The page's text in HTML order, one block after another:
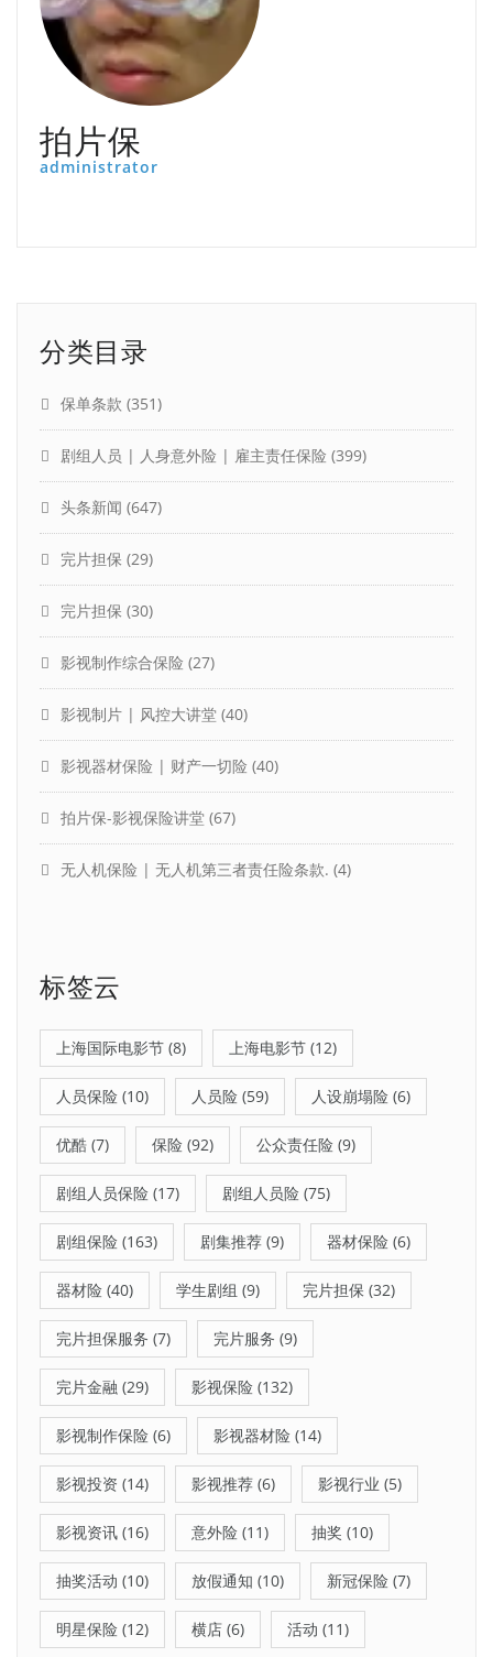
拍片保
administrator
分类目录
保单条款 (351)
剧组人员 | 人身意外险 | 雇主责任保险 (399)
头条新闻 (647)
完片担保 (29)
完片担保 (30)
影视制作综合保险 (27)
影视制片 | 风控大讲堂 (40)
影视器材保险 | 财产一切险 (40)
拍片保-影视保险讲堂 (67)
无人机保险 | 无人机第三者责任险条款. (4)
标签云
上海国际电影节 (8) 上海电影节 (12)
人员保险 (10) 人员险 (59) 人设崩塌险 (6)
优酷 (7) 保险 (92) 公众责任险 (9)
剧组人员保险 (17) 剧组人员险 (75)
剧组保险 (163) 剧集推荐 (9) 器材保险 (6)
器材险 (40) 学生剧组 (9) 完片担保 (32)
完片担保服务 (7) 完片服务 (9)
完片金融 (29) 影视保险 (132)
影视制作保险 (6) 影视器材险 (14)
影视投资 (14) 影视推荐 (6) 影视行业 (5)
影视资讯 (16) 意外险 (11) 抽奖 (10)
抽奖活动 (10) 放假通知 (10) 新冠保险 (7)
明星保险 (12) 横店 (6) 活动 (11)